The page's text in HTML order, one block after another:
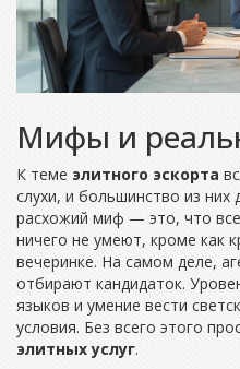
Мифы и
К теме элитного эскорта
слухи, и большинство из
расхожий миф — это, что
ничего не умеют, кроме как
вечеринке. На самом деле,
отбирают кандидаток.
языков и умение вести
условия. Без всего этого
элитных услуг.